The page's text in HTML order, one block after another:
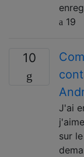
19
10
J'ai
sur